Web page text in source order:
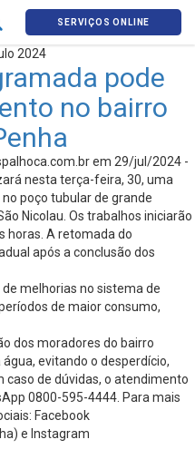
SERVIÇOS ONLINE
2024
pode
no bairro
em 29/jul/2024 -
nesta terça-feira, 30, uma
poço tubular de grande
Nicolau. Os trabalhos iniciarão
horas. A retomada do
após a conclusão dos
melhorias no sistema de
de maior consumo,
dos moradores do bairro
evitando o desperdício,
caso de dúvidas, o atendimento
0800-595-4444. Para mais
Facebook
e Instagram